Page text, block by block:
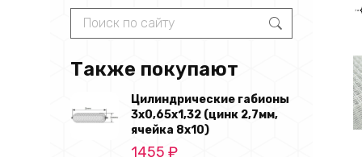
Search:
Также покупают
Цилиндрические габионы
3х0,65х1,32 (цинк 2,7мм,
ячейка 8х10)
1455 ₽